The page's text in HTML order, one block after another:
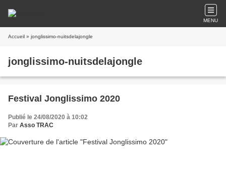
MENU
Accueil » jonglissimo-nuitsdelajongle
jonglissimo-nuitsdelajongle
Festival Jonglissimo 2020
Publié le 24/08/2020 à 10:02
Par Asso TRAC